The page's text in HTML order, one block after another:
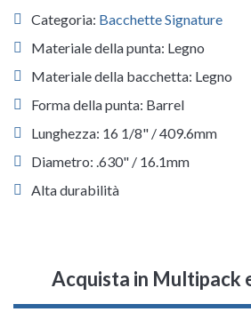
Categoria: Bacchette Signature
Materiale della punta: Legno
Materiale della bacchetta: Legno
Forma della punta: Barrel
Lunghezza: 16 1/8" / 409.6mm
Diametro: .630" / 16.1mm
Alta durabilità
Acquista in Multipack